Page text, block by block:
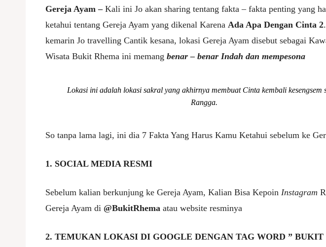
Gereja Ayam – Kali ini Jo akan sharing tentang fakta – fakta penting yang
ketahui tentang Gereja Ayam yang dikenal Karena Ada Apa Dengan Cinta 2
kemarin Jo travelling Cantik kesana, lokasi Gereja Ayam disebut sebagai
Wisata Bukit Rhema ini memang benar – benar Indah dan mempesona
Lokasi ini adalah lokasi sakral yang akhirnya membuat Cinta kembali kesengsem
Rangga.
So tanpa lama lagi, ini dia 7 Fakta Yang Harus Kamu Ketahui sebelum ke
1. SOCIAL MEDIA RESMI
Sebelum kalian berkunjung ke Gereja Ayam, Kalian Bisa Kepoin Instagram
Gereja Ayam di @BukitRhema atau website resminya
2. TEMUKAN LOKASI DI GOOGLE DENGAN TAG WORD ”